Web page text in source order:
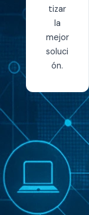
tizar
la
mejor
soluci
ón.